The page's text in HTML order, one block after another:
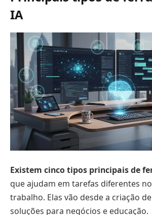
IA
Existem cinco tipos principais de
que ajudam em tarefas diferentes
trabalho. Elas vão desde a criação
soluções para negócios e educação.